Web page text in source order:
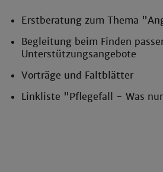
Erstberatung zum Thema
Begleitung beim Finden
Unterstützungsangebote
Vorträge und Faltblätter
Linkliste "Pflegefall - Was